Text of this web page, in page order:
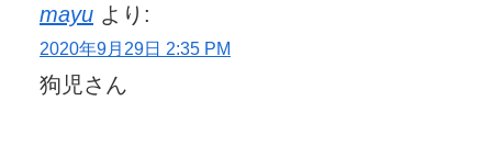
mayu より:
2020年9月29日 2:35 PM
狗児さん